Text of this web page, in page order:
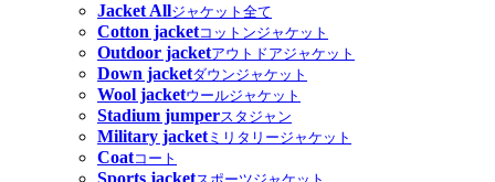
Jacket Allジャケット全て
Cotton jacketコットンジャケット
Outdoor jacketアウトドアジャケット
Down jacketダウンジャケット
Wool jacketウールジャケット
Stadium jumperスタジャン
Military jacketミリタリージャケット
Coatコート
Sports jacket